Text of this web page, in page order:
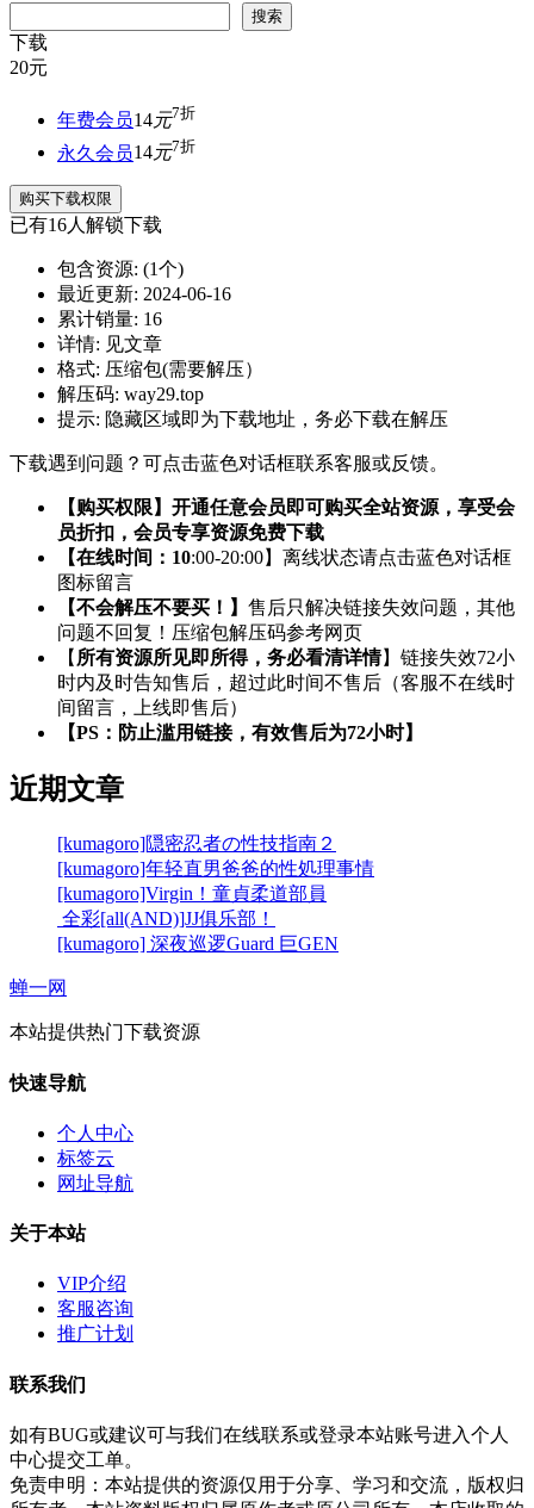
搜索
下载
20元
年费会员14元7折
永久会员14元7折
购买下载权限
已有16人解锁下载
包含资源: (1个)
最近更新: 2024-06-16
累计销量: 16
详情: 见文章
格式: 压缩包(需要解压）
解压码: way29.top
提示: 隐藏区域即为下载地址，务必下载在解压
下载遇到问题？可点击蓝色对话框联系客服或反馈。
【购买权限】开通任意会员即可购买全站资源，享受会
员折扣，会员专享资源免费下载
【在线时间：10:00-20:00】离线状态请点击蓝色对话框
图标留言
【不会解压不要买！】 售后只解决链接失效问题，其他
问题不回复！压缩包解压码参考网页
【 所有资源所见即所得，务必看清详情】链接失效72小
时内及时告知售后，超过此时间不售后（客服不在线时
间留言，上线即售后）
【PS：防止滥用链接，有效售后为72小时】
近期文章
[kumagoro]隠密忍者の性技指南２
[kumagoro]年轻直男爸爸的性処理事情
[kumagoro]Virgin！童貞柔道部員
全彩[all(AND)]JJ俱乐部！
[kumagoro] 深夜巡逻Guard 巨GEN
蝉一网
本站提供热门下载资源
快速导航
个人中心
标签云
网址导航
关于本站
VIP介绍
客服咨询
推广计划
联系我们
如有BUG或建议可与我们在线联系或登录本站账号进入个人
中心提交工单。
免责申明：本站提供的资源仅用于分享、学习和交流，版权归